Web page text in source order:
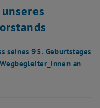
seines 95. Geburtstages
an